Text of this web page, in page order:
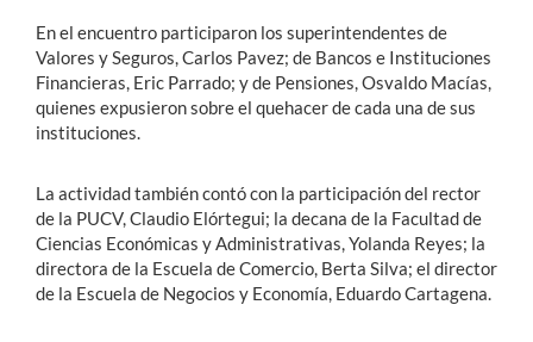
En el encuentro participaron los superintendentes de
Valores y Seguros, Carlos Pavez; de Bancos e Instituciones
Financieras, Eric Parrado; y de Pensiones, Osvaldo Macías,
quienes expusieron sobre el quehacer de cada una de sus
instituciones.
La actividad también contó con la participación del rector
de la PUCV, Claudio Elórtegui; la decana de la Facultad de
Ciencias Económicas y Administrativas, Yolanda Reyes; la
directora de la Escuela de Comercio, Berta Silva; el director
de la Escuela de Negocios y Economía, Eduardo Cartagena.